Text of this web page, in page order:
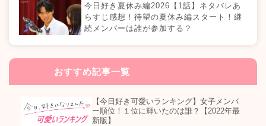
今日好き夏休み編2026【1話】ネタバレあ
らすじ感想！待望の夏休み編スタート！継
続メンバーは誰が参加する？
おすすめ記事一覧
【今日好き可愛いランキング】女子メンバ
ー順位！１位に輝いたのは誰？【2022年最
新版】